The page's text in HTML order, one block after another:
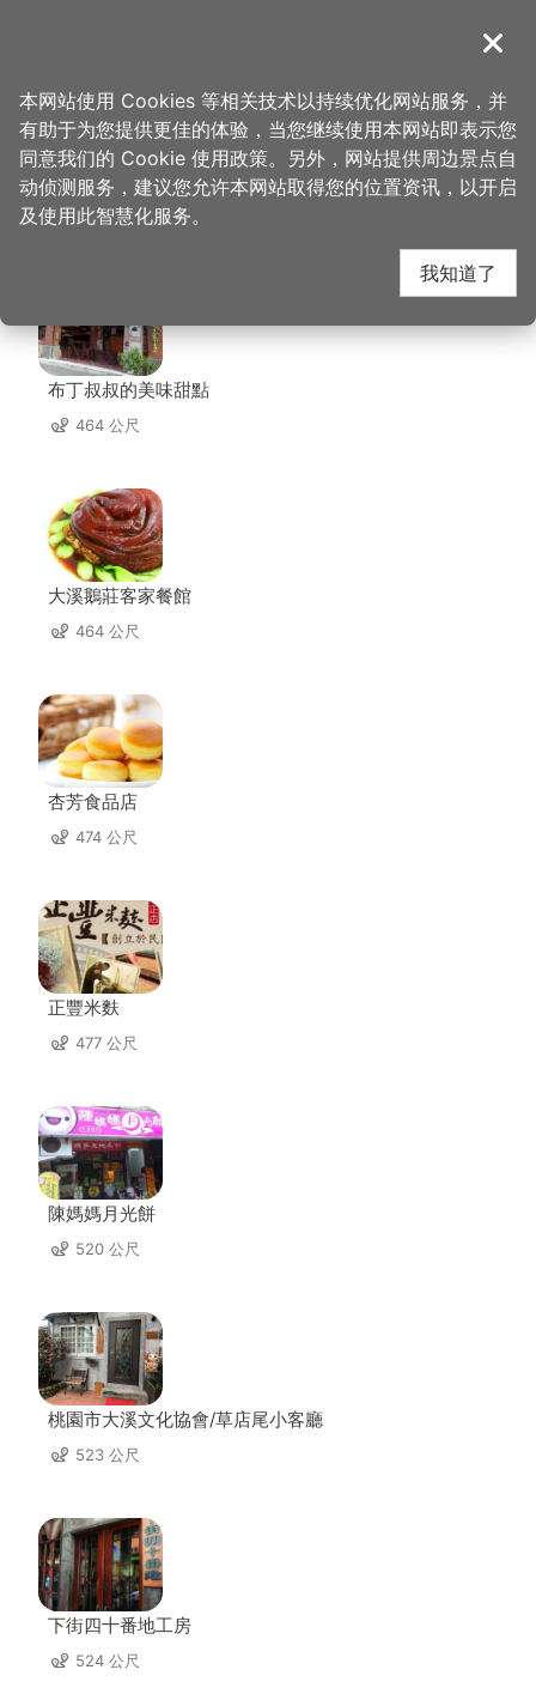
導覽
首页 > 想去的地方 > 美食、购物 > 五色鸟故事馆
五色鸟故事馆 周边店家
布丁叔叔的美味甜點
464 公尺
大溪鵝莊客家餐館
464 公尺
杏芳食品店
474 公尺
正豐米麩
477 公尺
陳媽媽月光餅
520 公尺
桃園市大溪文化協會/草店尾小客廳
523 公尺
下街四十番地工房
524 公尺
关闭
本网站使用 Cookies 等相关技术以持续优化网站服务，并
有助于为您提供更佳的体验，当您继续使用本网站即表示您
同意我们的 Cookie 使用政策。另外，网站提供周边景点自
动侦测服务，建议您允许本网站取得您的位置资讯，以开启
及使用此智慧化服务。
我知道了